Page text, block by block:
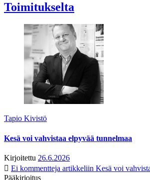
Toimitukselta
Tapio Kivistö
Kesä voi vahvistaa elpyvää tunnelmaa
Kirjoitettu 26.6.2026
Ei kommentteja artikkeliin Kesä voi
Pääkirjoitus